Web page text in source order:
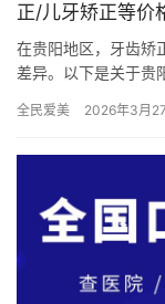
正/儿牙矫正等价
在贵阳地区，牙齿矫
差异。以下是关于贵
的费用…
全民爱美 2026年3月